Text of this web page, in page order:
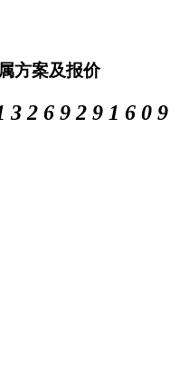
方案及报价
3 2 6 9 2 9 1 6 0 9